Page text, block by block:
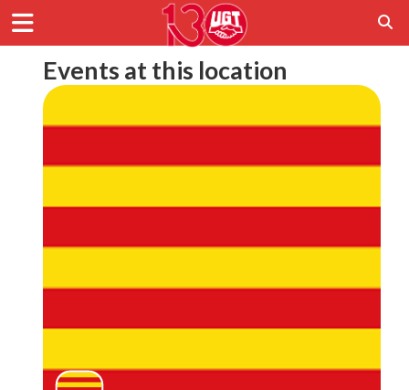
Events at this location